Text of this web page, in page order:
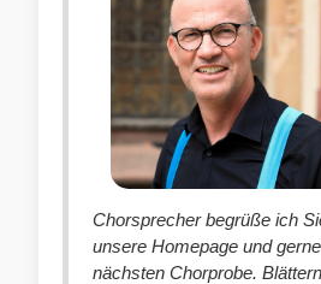
Chorsprecher begrüße ich
unsere Homepage und
nächsten Chorprobe.